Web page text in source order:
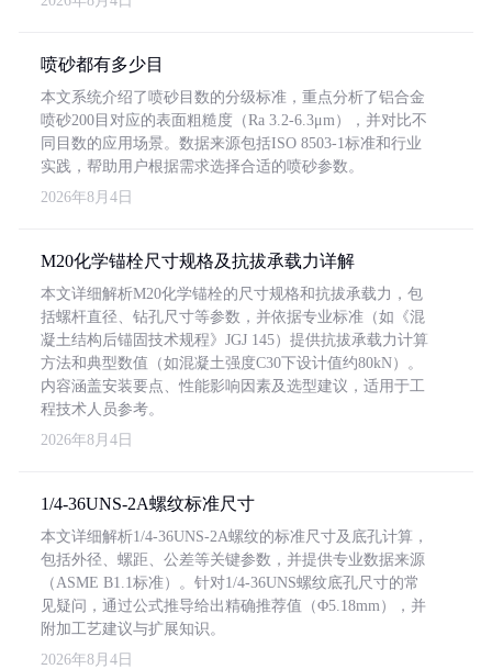
喷砂都有多少目
本文系统介绍了喷砂目数的分级标准，重点分析了铝合金
喷砂200目对应的表面粗糙度（Ra 3.2-6.3μm），并对比不
同目数的应用场景。数据来源包括ISO 8503-1标准和行业
实践，帮助用户根据需求选择合适的喷砂参数。
2026年8月4日
M20化学锚栓尺寸规格及抗拔承载力详解
本文详细解析M20化学锚栓的尺寸规格和抗拔承载力，包
括螺杆直径、钻孔尺寸等参数，并依据专业标准（如《混
凝土结构后锚固技术规程》JGJ 145）提供抗拔承载力计算
方法和典型数值（如混凝土强度C30下设计值约80kN）。
内容涵盖安装要点、性能影响因素及选型建议，适用于工
程技术人员参考。
2026年8月4日
1/4-36UNS-2A螺纹标准尺寸
本文详细解析1/4-36UNS-2A螺纹的标准尺寸及底孔计算，
包括外径、螺距、公差等关键参数，并提供专业数据来源
（ASME B1.1标准）。针对1/4-36UNS螺纹底孔尺寸的常
见疑问，通过公式推导给出精确推荐值（Φ5.18mm），并
附加工艺建议与扩展知识。
2026年8月4日